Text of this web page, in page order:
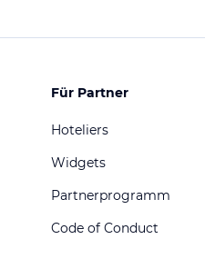
Für Partner
Hoteliers
Widgets
Partnerprogramm
Code of Conduct